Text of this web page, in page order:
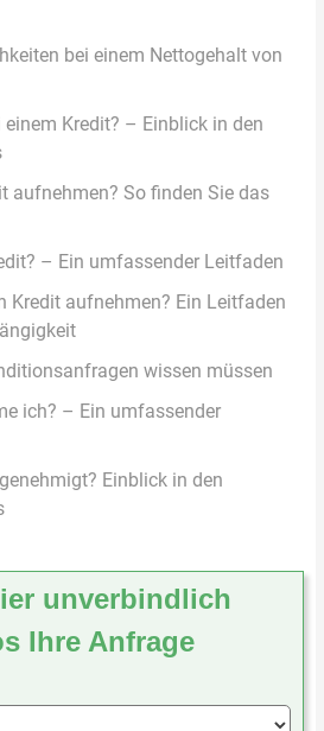
bei einem Nettogehalt von
Kredit? – Einblick in den
aufnehmen? So finden Sie das
– Ein umfassender Leitfaden
Kredit aufnehmen? Ein Leitfaden
wissen müssen
ich? – Ein umfassender
Einblick in den
unverbindlich
Ihre Anfrage